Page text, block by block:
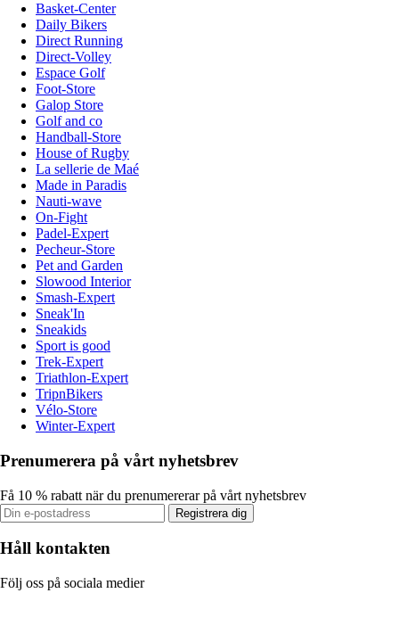
Basket-Center
Daily Bikers
Direct Running
Direct-Volley
Espace Golf
Foot-Store
Galop Store
Golf and co
Handball-Store
House of Rugby
La sellerie de Maé
Made in Paradis
Nauti-wave
On-Fight
Padel-Expert
Pecheur-Store
Pet and Garden
Slowood Interior
Smash-Expert
Sneak'In
Sneakids
Sport is good
Trek-Expert
Triathlon-Expert
TripnBikers
Vélo-Store
Winter-Expert
Prenumerera på vårt nyhetsbrev
Få 10 % rabatt när du prenumererar på vårt nyhetsbrev
Registrera dig
Håll kontakten
Följ oss på sociala medier